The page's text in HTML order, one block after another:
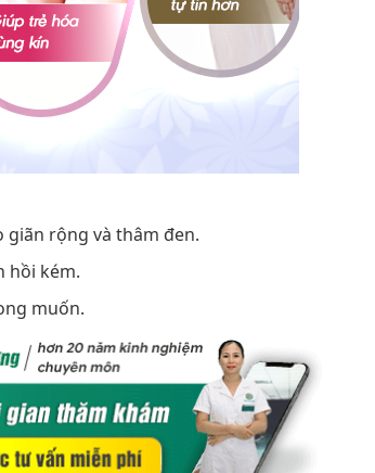
giãn rộng và thâm đen.
hồi kém.
muốn.